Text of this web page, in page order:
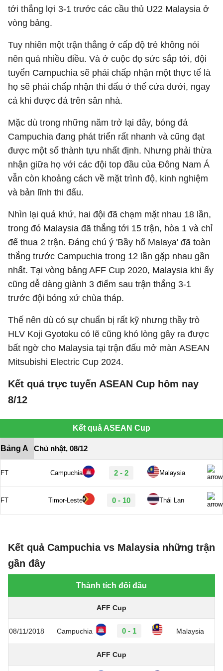
tới thắng lợi 3-1 trước các cầu thủ U22 Malaysia ở
vòng bảng.
Tuy nhiên một trận thắng ở cấp độ trẻ không nói
nên quá nhiều điều. Và ở cuộc đọ sức sắp tới, đội
tuyển Campuchia sẽ phải chấp nhận một thực tế là
họ sẽ phải chấp nhận thi đấu ở thế cửa dưới, ngay
cả khi được đá trên sân nhà.
Mặc dù trong những năm trở lại đây, bóng đá
Campuchia đang phát triển rất nhanh và cũng đạt
được một số thành tựu nhất định. Nhưng phải thừa
nhận giữa họ với các đội top đầu của Đông Nam Á
vẫn còn khoảng cách về mặt trình độ, kinh nghiệm
và bản lĩnh thi đấu.
Nhìn lại quá khứ, hai đội đã chạm mặt nhau 18 lần,
trong đó Malaysia đã thắng tới 15 trận, hòa 1 và chỉ
để thua 2 trận. Đáng chú ý 'Bầy hổ Malaya' đã toàn
thắng trước Campuchia trong 12 lần gặp nhau gần
nhất. Tại vòng bảng AFF Cup 2020, Malaysia khi ấy
cũng dễ dàng giành 3 điểm sau trận thắng 3-1
trước đội bóng xứ chùa tháp.
Thế nên dù có sự chuẩn bị rất kỹ nhưng thầy trò
HLV Koji Gyotoku có lẽ cũng khó lòng gây ra được
bất ngờ cho Malaysia tại trận đấu mở màn ASEAN
Mitsubishi Electric Cup 2024.
Kết quả trực tuyến ASEAN Cup hôm nay
8/12
Kết quả Campuchia vs Malaysia những trận
gần đây
Thành tích đối đầu
AFF Cup
08/11/2018 Campuchia 0 - 1 Malaysia
AFF Cup